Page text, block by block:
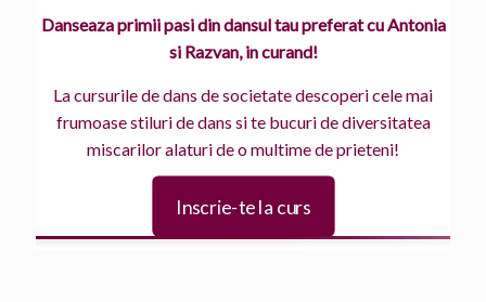
Danseaza primii pasi din dansul tau preferat cu Antonia
si Razvan, in curand!
La cursurile de dans de societate descoperi cele mai
frumoase stiluri de dans si te bucuri de diversitatea
miscarilor alaturi de o multime de prieteni!
Inscrie-te la curs